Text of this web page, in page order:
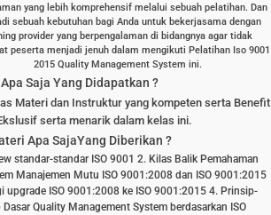
yang lebih komprehensif melalui sebuah pelatihan. Dan
sebuah kebutuhan bagi Anda untuk bekerjasama dengan
provider yang berpengalaman di bidangnya agar tidak
peserta menjadi jenuh dalam mengikuti Pelatihan Iso 9001
2015 Quality Management System ini.
Apa Saja Yang Didapatkan ?
Materi dan Instruktur yang kompeten serta Benefit
serta menarik dalam kelas ini.
Apa SajaYang Diberikan ?
standar-standar ISO 9001 2. Kilas Balik Pemahaman
Manajemen Mutu ISO 9001:2008 dan ISO 9001:2015
upgrade ISO 9001:2008 ke ISO 9001:2015 4. Prinsip-
Quality Management System berdasarkan ISO